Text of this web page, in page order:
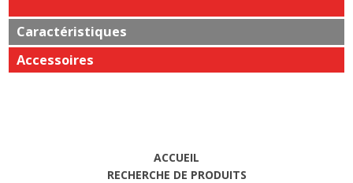
Caractéristiques
Accessoires
ACCUEIL
RECHERCHE DE PRODUITS